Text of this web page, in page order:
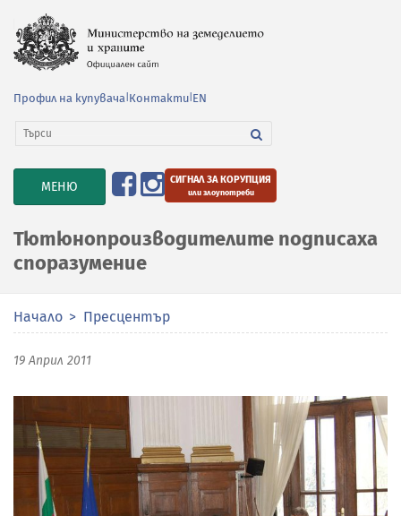
Профил на купувача Контакти EN
TOGGLE
NAVIGATION
МЕНЮ СИГНАЛ ЗА КОРУПЦИЯ
или злоупотреби
Тютюнопроизводителите подписаха
споразумение
Начало Пресцентър
19 Април 2011